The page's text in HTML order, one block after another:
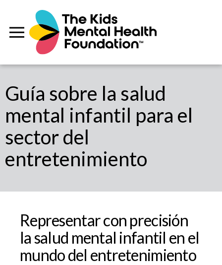
Guía sobre la salud
mental infantil para el
sector del
entretenimiento
Representar con precisión
la salud mental infantil en el
mundo del entretenimiento